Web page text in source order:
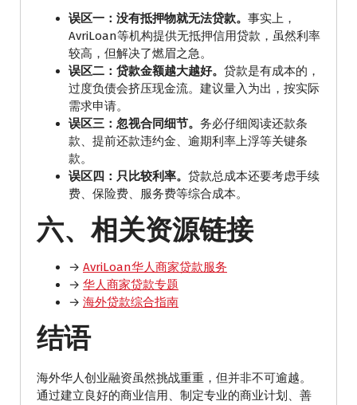
误区一：没有抵押物就无法贷款。 事实上，
AvriLoan等机构提供无抵押信用贷款，虽然利率
较高，但解决了燃眉之急。
误区二：贷款金额越大越好。 贷款是有成本的，
过度负债会挤压现金流。建议量入为出，按实际
需求申请。
误区三：忽视合同细节。 务必仔细阅读还款条
款、提前还款违约金、逾期利率上浮等关键条
款。
误区四：只比较利率。 贷款总成本还要考虑手续
费、保险费、服务费等综合成本。
六、相关资源链接
→ AvriLoan华人商家贷款服务
→ 华人商家贷款专题
→ 海外贷款综合指南
结语
海外华人创业融资虽然挑战重重，但并非不可逾越。
通过建立良好的商业信用、制定专业的商业计划、善